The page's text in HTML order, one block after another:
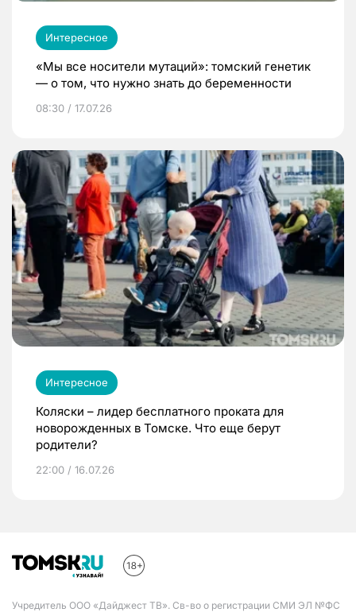
Интересное
«Мы все носители мутаций»: томский генетик
— о том, что нужно знать до беременности
08:30 / 17.07.26
Интересное
Коляски – лидер бесплатного проката для
новорожденных в Томске. Что еще берут
родители?
22:00 / 16.07.26
Учредитель ООО «Дайджест ТВ». Св-во о регистрации СМИ ЭЛ №ФС